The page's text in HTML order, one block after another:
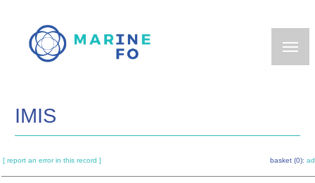
main
IMIS
[ report an error in this record ] basket (0):